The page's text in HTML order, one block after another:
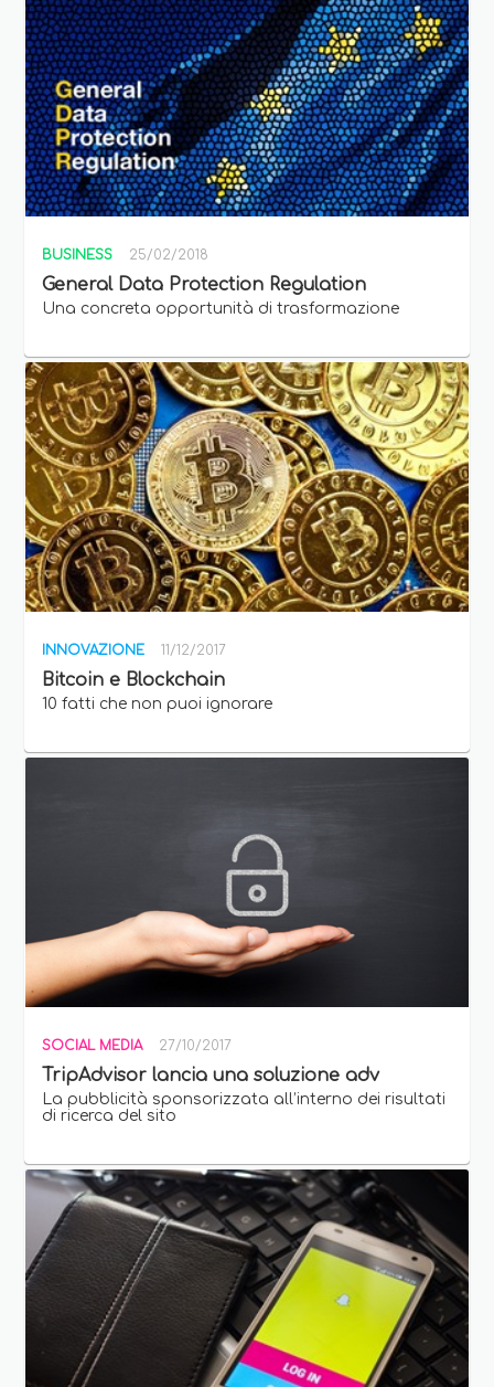
BUSINESS 25/02/2018
General Data Protection Regulation
Una concreta opportunità di trasformazione
INNOVAZIONE 11/12/2017
Bitcoin e Blockchain
10 fatti che non puoi ignorare
SOCIAL MEDIA 27/10/2017
TripAdvisor lancia una soluzione adv
La pubblicità sponsorizzata all’interno dei risultati
di ricerca del sito